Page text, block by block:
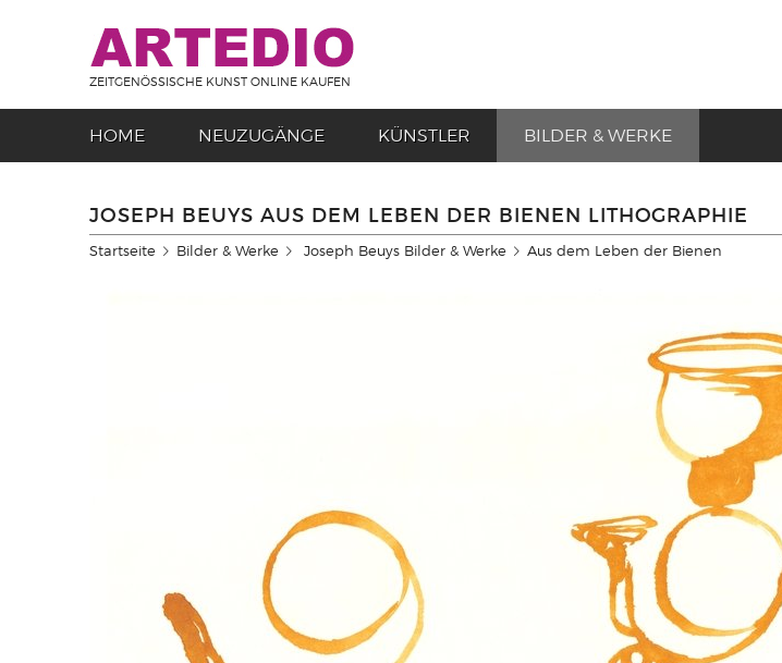
ZEITGENÖSSISCHE KUNST ONLINE KAUFEN
HOME NEUZUGÄNGE KÜNSTLER BILDER & WERKE
JOSEPH BEUYS AUS DEM LEBEN DER BIENEN LITHOGRAPHIE
Startseite Bilder & Werke Joseph Beuys Bilder & Werke Aus dem Leben der Bienen